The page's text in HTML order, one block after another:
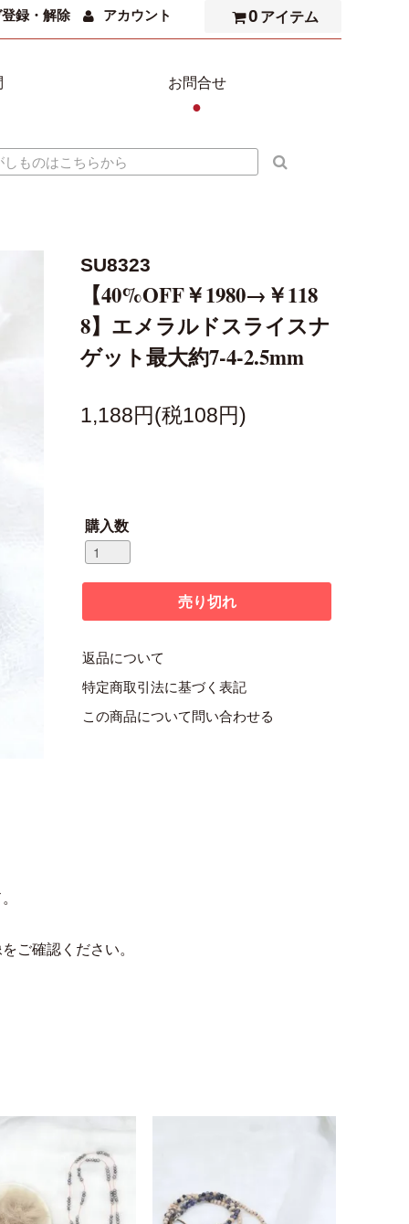
録・解除 アカウント 0 アイテム
お問合せ
●
SU8323
【40%OFF￥1980→￥118
8】エメラルドスライスナ
ゲット最大約7-4-2.5mm
1,188円(税108円)
購入数
返品について
特定商取引法に基づく表記
この商品について問い合わせる
ご確認ください。